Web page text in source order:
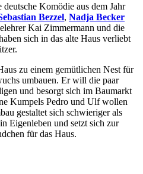
deutsche Komödie aus dem Jahr
Bezzel, Nadja Becker
Kai Zimmermann und die
sich in das alte Haus verliebt
zu einem gemütlichen Nest für
umbauen. Er will die paar
und besorgt sich im Baumarkt
Kumpels Pedro und Ulf wollen
gestaltet sich schwieriger als
Eigenleben und setzt sich zur
für das Haus.